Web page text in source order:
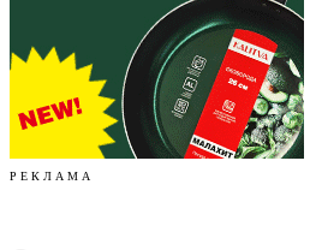
Р Е К Л А М А